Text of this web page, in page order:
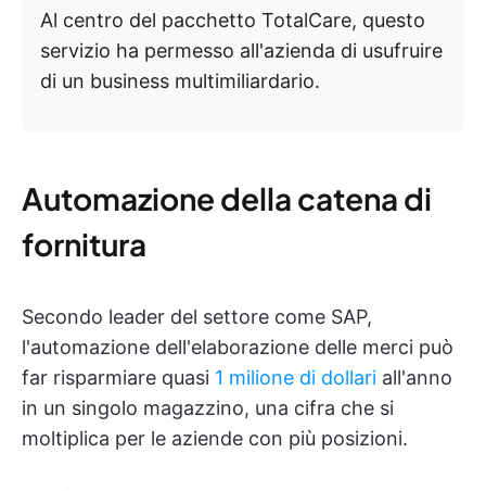
Al centro del pacchetto TotalCare, questo
servizio ha permesso all'azienda di usufruire
di un business multimiliardario.
Automazione della catena di
fornitura
Secondo leader del settore come SAP,
l'automazione dell'elaborazione delle merci può
far risparmiare quasi 1 milione di dollari all'anno
in un singolo magazzino, una cifra che si
moltiplica per le aziende con più posizioni.